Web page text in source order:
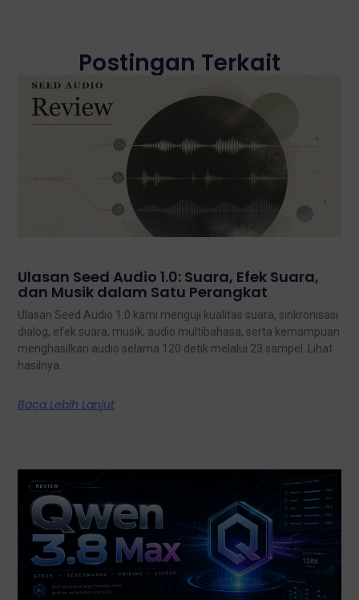
Postingan Terkait
Ulasan Seed Audio 1.0: Suara, Efek Suara,
dan Musik dalam Satu Perangkat
Ulasan Seed Audio 1.0 kami menguji kualitas suara, sinkronisasi
dialog, efek suara, musik, audio multibahasa, serta kemampuan
menghasilkan audio selama 120 detik melalui 23 sampel. Lihat
hasilnya.
Baca Lebih Lanjut